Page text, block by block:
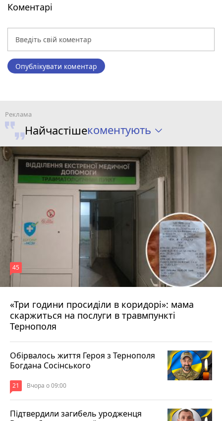
Коментарі
Опублікувати коментар
Найчастішекоментують
«Три години просиділи в коридорі»: мама
скаржиться на послуги в травмпункті
Тернополя
45
Вчора о 13:05
Обірвалось життя Героя з Тернополя
Богдана Сосінського
21 Вчора о 09:00
Підтвердили загибель уродженця